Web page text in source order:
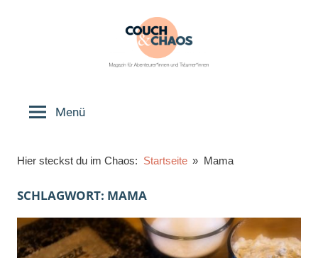
Chaos
Menü
Hier steckst du im Chaos: Startseite Mama
SCHLAGWORT: MAMA